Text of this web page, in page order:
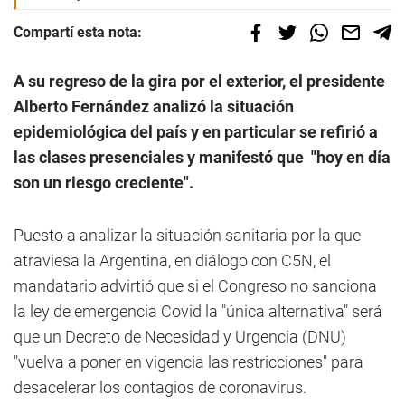
Compartí esta nota:
A su regreso de la gira por el exterior, el presidente
Alberto Fernández analizó la situación
epidemiológica del país y en particular se refirió a
las clases presenciales y manifestó que "hoy en día
son un riesgo creciente".
Puesto a analizar la situación sanitaria por la que
atraviesa la Argentina, en diálogo con C5N, el
mandatario advirtió que si el Congreso no sanciona
la ley de emergencia Covid la "única alternativa" será
que un Decreto de Necesidad y Urgencia (DNU)
"vuelva a poner en vigencia las restricciones" para
desacelerar los contagios de coronavirus.